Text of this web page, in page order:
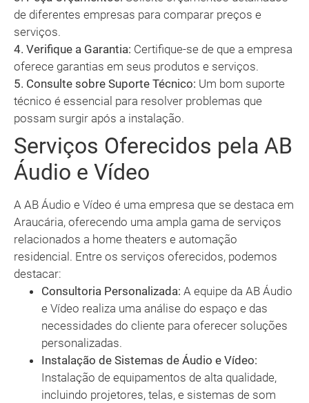
de diferentes empresas para comparar preços e
serviços.
4. Verifique a Garantia: Certifique-se de que a empresa
oferece garantias em seus produtos e serviços.
5. Consulte sobre Suporte Técnico: Um bom suporte
técnico é essencial para resolver problemas que
possam surgir após a instalação.
Serviços Oferecidos pela AB
Áudio e Vídeo
A AB Áudio e Vídeo é uma empresa que se destaca em
Araucária, oferecendo uma ampla gama de serviços
relacionados a home theaters e automação
residencial. Entre os serviços oferecidos, podemos
destacar:
Consultoria Personalizada: A equipe da AB Áudio
e Vídeo realiza uma análise do espaço e das
necessidades do cliente para oferecer soluções
personalizadas.
Instalação de Sistemas de Áudio e Vídeo:
Instalação de equipamentos de alta qualidade,
incluindo projetores, telas, e sistemas de som